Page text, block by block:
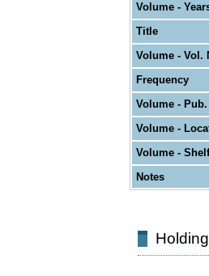
Volume -
Title
Volume - Vol.
Frequency
Volume - Pub.
Volume -
Volume -
Notes